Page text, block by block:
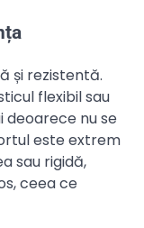
și rezistentă.
flexibil sau
nu se
este extrem
sau rigidă,
ceea ce